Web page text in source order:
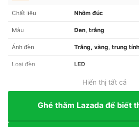
Chất liệu Nhôm đúc
Màu Đen, trắng
Ánh đèn Trắng, vàng, trung tính
Loại đèn LED
Hiển thị tất cả
Ghé thăm Lazada để biết